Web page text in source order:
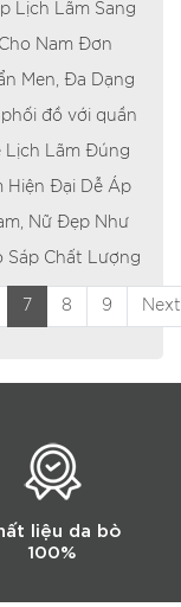
Lịch Lãm Sang
Nam Đơn
Men, Đa Dạng
đồ với quần
Lịch Lãm Đúng
Hiện Đại Dễ Áp
Nữ Đẹp Như
Sáp Chất Lượng
7 8 9 Next
liệu da bò
100%